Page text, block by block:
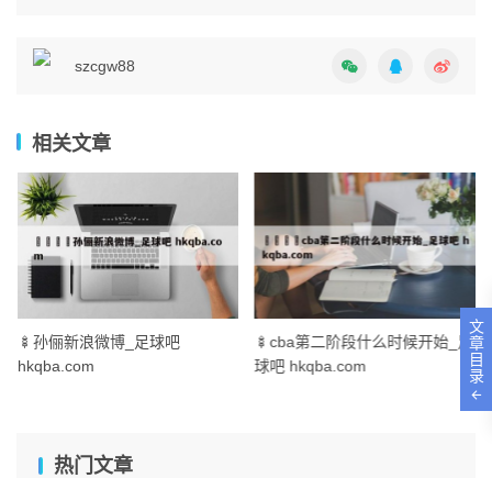
szcgw88
相关文章
🍢孙俪新浪微博_足球吧
hkqba.com
🍢cba第二阶段什么时候开始_足
球吧 hkqba.com
热门文章
文
章
目
录